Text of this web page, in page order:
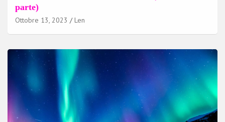
parte)
Ottobre 13, 2023 Len